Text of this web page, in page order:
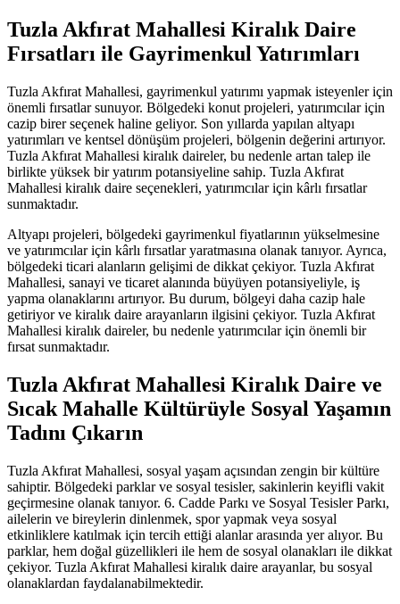
Tuzla Akfırat Mahallesi Kiralık Daire
Fırsatları ile Gayrimenkul Yatırımları
Tuzla Akfırat Mahallesi, gayrimenkul yatırımı yapmak isteyenler için
önemli fırsatlar sunuyor. Bölgedeki konut projeleri, yatırımcılar için
cazip birer seçenek haline geliyor. Son yıllarda yapılan altyapı
yatırımları ve kentsel dönüşüm projeleri, bölgenin değerini artırıyor.
Tuzla Akfırat Mahallesi kiralık daireler, bu nedenle artan talep ile
birlikte yüksek bir yatırım potansiyeline sahip. Tuzla Akfırat
Mahallesi kiralık daire seçenekleri, yatırımcılar için kârlı fırsatlar
sunmaktadır.
Altyapı projeleri, bölgedeki gayrimenkul fiyatlarının yükselmesine
ve yatırımcılar için kârlı fırsatlar yaratmasına olanak tanıyor. Ayrıca,
bölgedeki ticari alanların gelişimi de dikkat çekiyor. Tuzla Akfırat
Mahallesi, sanayi ve ticaret alanında büyüyen potansiyeliyle, iş
yapma olanaklarını artırıyor. Bu durum, bölgeyi daha cazip hale
getiriyor ve kiralık daire arayanların ilgisini çekiyor. Tuzla Akfırat
Mahallesi kiralık daireler, bu nedenle yatırımcılar için önemli bir
fırsat sunmaktadır.
Tuzla Akfırat Mahallesi Kiralık Daire ve
Sıcak Mahalle Kültürüyle Sosyal Yaşamın
Tadını Çıkarın
Tuzla Akfırat Mahallesi, sosyal yaşam açısından zengin bir kültüre
sahiptir. Bölgedeki parklar ve sosyal tesisler, sakinlerin keyifli vakit
geçirmesine olanak tanıyor. 6. Cadde Parkı ve Sosyal Tesisler Parkı,
ailelerin ve bireylerin dinlenmek, spor yapmak veya sosyal
etkinliklere katılmak için tercih ettiği alanlar arasında yer alıyor. Bu
parklar, hem doğal güzellikleri ile hem de sosyal olanakları ile dikkat
çekiyor. Tuzla Akfırat Mahallesi kiralık daire arayanlar, bu sosyal
olanaklardan faydalanabilmektedir.